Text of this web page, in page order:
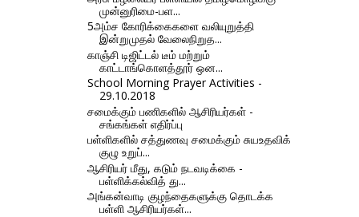
முன்னுரிமை-பள...
5அம்ச கோரிக்கைகளை வலியுறுத்தி
இன்றுமுதல் வேலைநிறுத...
காஞ்சி டிஜிட்டல் டீம் மற்றும்
காட்டாங்கொளத்தூர் ஒன...
School Morning Prayer Activities -
29.10.2018
சமைக்கும் பணிகளில் ஆசிரியர்கள் -
சங்கங்கள் எதிர்ப்பு
பள்ளிகளில் சத்துணவு சமைக்கும் சுயஉதவிக்
குழு உறுப்...
ஆசிரியர் மீது, கடும் நடவடிக்கை -
பள்ளிக்கல்வித் து...
அங்கன்வாடி குழந்தைகளுக்கு தொடக்க
பள்ளி ஆசிரியர்கள்...